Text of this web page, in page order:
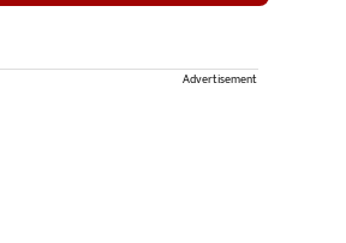
Advertisement